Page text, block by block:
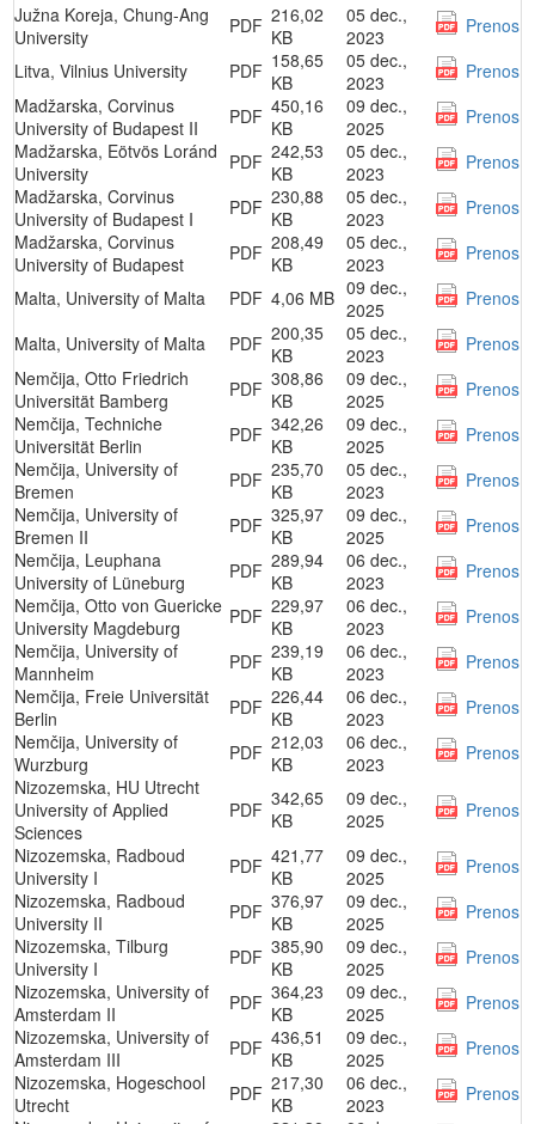
Južna Koreja, Chung-Ang
University
PDF 216,02
KB
05 dec.,
2023
Prenos
Litva, Vilnius University
PDF 158,65
KB
05 dec.,
2023
Prenos
Madžarska, Corvinus
University of Budapest II
PDF 450,16
KB
09 dec.,
2025
Prenos
Madžarska, Eötvös Loránd
University
PDF 242,53
KB
05 dec.,
2023
Prenos
Madžarska, Corvinus
University of Budapest I
PDF 230,88
KB
05 dec.,
2023
Prenos
Madžarska, Corvinus
University of Budapest
PDF 208,49
KB
05 dec.,
2023
Prenos
Malta, University of Malta
PDF 4,06 MB 09 dec.,
2025
Prenos
Malta, University of Malta
PDF 200,35
KB
05 dec.,
2023
Prenos
Nemčija, Otto Friedrich
Universität Bamberg
PDF 308,86
KB
09 dec.,
2025
Prenos
Nemčija, Techniche
Universität Berlin
PDF 342,26
KB
09 dec.,
2025
Prenos
Nemčija, University of
Bremen
PDF 235,70
KB
05 dec.,
2023
Prenos
Nemčija, University of
Bremen II
PDF 325,97
KB
09 dec.,
2025
Prenos
Nemčija, Leuphana
University of Lüneburg
PDF 289,94
KB
06 dec.,
2023
Prenos
Nemčija, Otto von Guericke
University Magdeburg
PDF 229,97
KB
06 dec.,
2023
Prenos
Nemčija, University of
Mannheim
PDF 239,19
KB
06 dec.,
2023
Prenos
Nemčija, Freie Universität
Berlin
PDF 226,44
KB
06 dec.,
2023
Prenos
Nemčija, University of
Wurzburg
PDF 212,03
KB
06 dec.,
2023
Prenos
Nizozemska, HU Utrecht
University of Applied
Sciences
PDF 342,65
KB
09 dec.,
2025
Prenos
Nizozemska, Radboud
University I
PDF 421,77
KB
09 dec.,
2025
Prenos
Nizozemska, Radboud
University II
PDF 376,97
KB
09 dec.,
2025
Prenos
Nizozemska, Tilburg
University I
PDF 385,90
KB
09 dec.,
2025
Prenos
Nizozemska, University of
Amsterdam II
PDF 364,23
KB
09 dec.,
2025
Prenos
Nizozemska, University of
Amsterdam III
PDF 436,51
KB
09 dec.,
2025
Prenos
Nizozemska, Hogeschool
Utrecht
PDF 217,30
KB
06 dec.,
2023
Prenos